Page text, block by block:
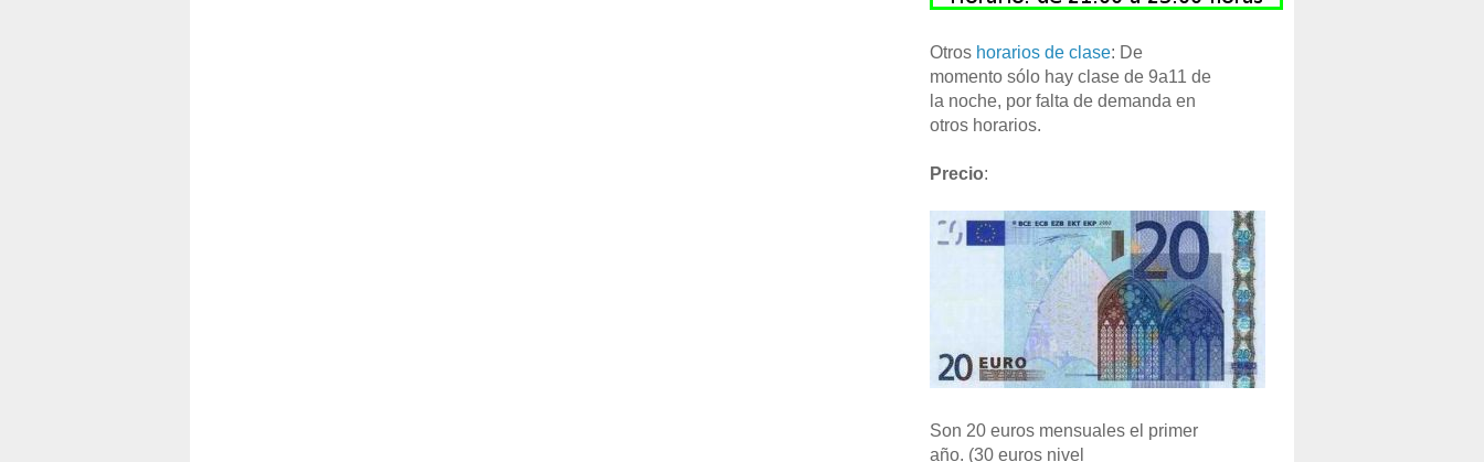
Otros horarios de clase: De
momento sólo hay clase de 9a11 de
la noche, por falta de demanda en
otros horarios.
Precio:
Son 20 euros mensuales el primer
año. (30 euros nivel